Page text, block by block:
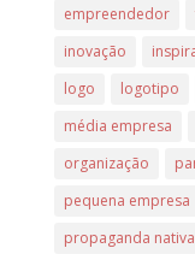
empreendedor
inovação
logo
logotipo
média empresa
organização
pequena empresa
propaganda nativa